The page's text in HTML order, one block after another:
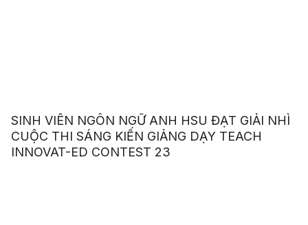
SINH VIÊN NGÔN NGỮ ANH HSU ĐẠT GIẢI NHÌ
CUỘC THI SÁNG KIẾN GIẢNG DẠY TEACH
INNOVAT-ED CONTEST 23